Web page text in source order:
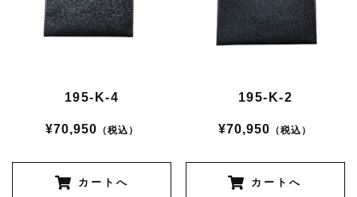
195-K-4
¥70,950 （税込）
カートへ
195-K-2
¥70,950 （税込）
カートへ